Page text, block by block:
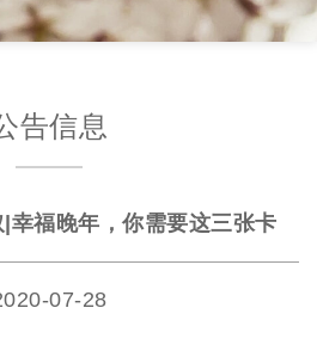
告信息
幸福晚年，你需要这三张卡
07-28